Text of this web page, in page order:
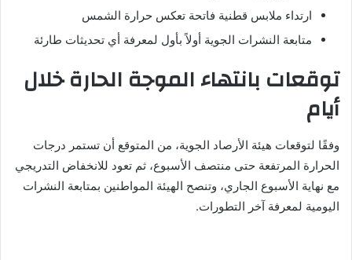
ارتداء ملابس قطنية فاتحة تعكس حرارة الشمس
متابعة النشرات الجوية أولاً بأول لمعرفة أي تحديثات طارئة
توقعات بانتهاء الموجة الحارة خلال
أيام
وفقًا لتوقعات هيئة الأرصاد الجوية، من المتوقع أن تستمر درجات
الحرارة المرتفعة حتى منتصف الأسبوع، ثم تعود للانخفاض التدريجي
مع نهاية الأسبوع الجاري، وتنصح الهيئة المواطنين بمتابعة النشرات
اليومية لمعرفة آخر التطورات.